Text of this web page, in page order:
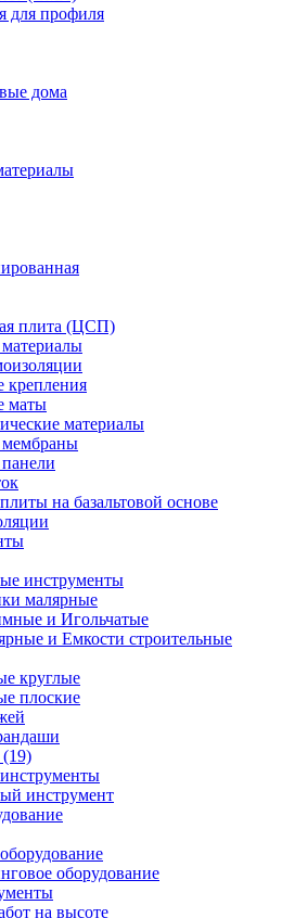
для профиля
дома
плита (ЦСП)
крепления
маты
материалы
мембраны
на базальтовой основе
инструменты
малярные
и Игольчатые
и Емкости строительные
круглые
плоские
(19)
инструмент
оборудование
на высоте